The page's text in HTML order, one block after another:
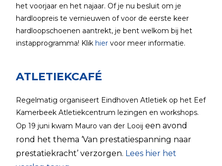
het voorjaar en het najaar. Of je nu besluit om je
hardloopreis te vernieuwen of voor de eerste keer
hardloopschoenen aantrekt, je bent welkom bij het
instapprogramma! Klik hier voor meer informatie.
ATLETIEKCAFÉ
Regelmatig organiseert Eindhoven Atletiek op het Eef
Kamerbeek Atletiekcentrum lezingen en workshops.
Op 19 juni kwam Mauro van der Looijeen avond
rond het thema ‘Van prestatiespanning naar
prestatiekracht’verzorgen. Lees hier het